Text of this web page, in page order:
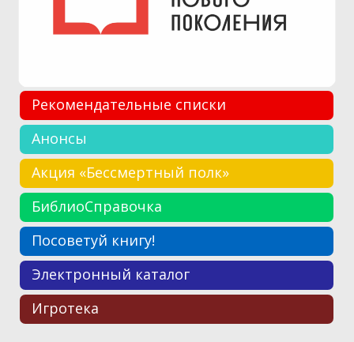
Рекомендательные списки
Анонсы
Акция «Бессмертный полк»
БиблиоСправочка
Посоветуй книгу!
Электронный каталог
Игротека